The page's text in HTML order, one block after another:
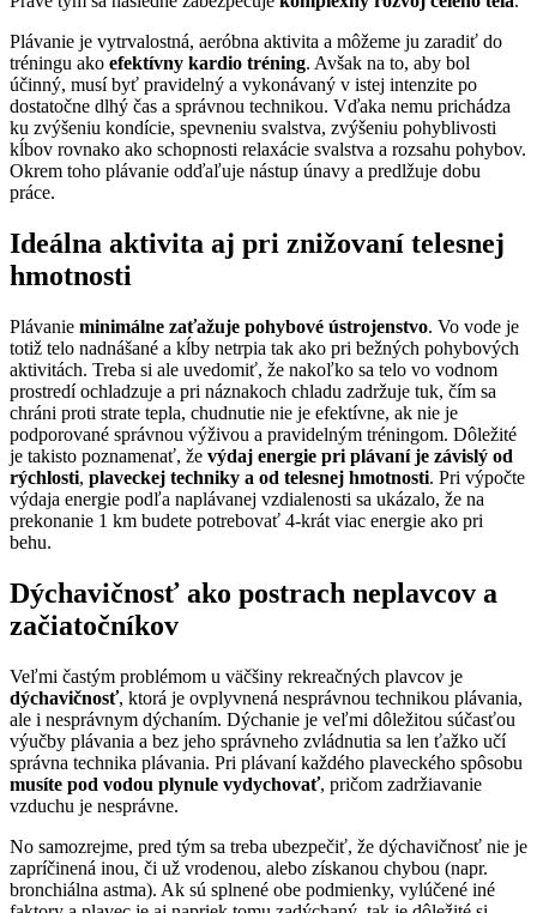
Plávanie je vytrvalostná, aeróbna aktivita a môžeme ju zaradiť do
tréningu ako efektívny kardio tréning. Avšak na to, aby bol
účinný, musí byť pravidelný a vykonávaný v istej intenzite po
dostatočne dlhý čas a správnou technikou. Vďaka nemu prichádza
ku zvýšeniu kondície, spevneniu svalstva, zvýšeniu pohyblivosti
kĺbov rovnako ako schopnosti relaxácie svalstva a rozsahu pohybov.
Okrem toho plávanie odďaľuje nástup únavy a predlžuje dobu
práce.
Ideálna aktivita aj pri znižovaní telesnej
hmotnosti
Plávanie minimálne zaťažuje pohybové ústrojenstvo. Vo vode je
totiž telo nadnášané a kĺby netrpia tak ako pri bežných pohybových
aktivitách. Treba si ale uvedomiť, že nakoľko sa telo vo vodnom
prostredí ochladzuje a pri náznakoch chladu zadržuje tuk, čím sa
chráni proti strate tepla, chudnutie nie je efektívne, ak nie je
podporované správnou výživou a pravidelným tréningom. Dôležité
je takisto poznamenať, že výdaj energie pri plávaní je závislý od
rýchlosti, plaveckej techniky a od telesnej hmotnosti. Pri výpočte
výdaja energie podľa naplávanej vzdialenosti sa ukázalo, že na
prekonanie 1 km budete potrebovať 4-krát viac energie ako pri
behu.
Dýchavičnosť ako postrach neplavcov a
začiatočníkov
Veľmi častým problémom u väčšiny rekreačných plavcov je
dýchavičnosť, ktorá je ovplyvnená nesprávnou technikou plávania,
ale i nesprávnym dýchaním. Dýchanie je veľmi dôležitou súčasťou
výučby plávania a bez jeho správneho zvládnutia sa len ťažko učí
správna technika plávania. Pri plávaní každého plaveckého spôsobu
musíte pod vodou plynule vydychovať, pričom zadržiavanie
vzduchu je nesprávne.
No samozrejme, pred tým sa treba ubezpečiť, že dýchavičnosť nie je
zapríčinená inou, či už vrodenou, alebo získanou chybou (napr.
bronchiálna astma). Ak sú splnené obe podmienky, vylúčené iné